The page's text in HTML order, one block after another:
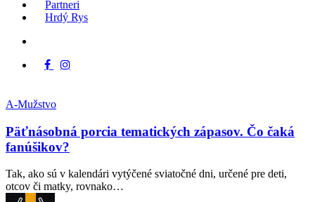
Partneri
Hrdý Rys
x-facebookinstagram
A-Mužstvo
Päťnásobná porcia tematických zápasov. Čo čaká
fanúšikov?
Tak, ako sú v kalendári vytýčené sviatočné dni, určené pre deti,
otcov či matky, rovnako…